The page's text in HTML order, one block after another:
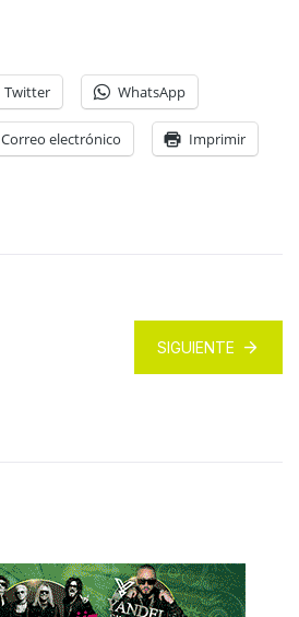
Twitter WhatsApp
Correo electrónico Imprimir
SIGUIENTE